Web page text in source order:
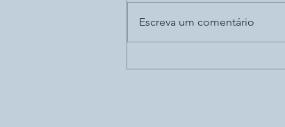
Escreva um comentário